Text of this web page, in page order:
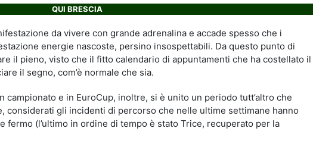
QUI BRESCIA
da vivere con grande adrenalina e accade spesso che i
energie nascoste, persino insospettabili. Da questo punto di
il pieno, visto che il fitto calendario di appuntamenti che ha costellato il
il segno, com’è normale che sia.
e in EuroCup, inoltre, si è unito un periodo tutt’altro che
considerati gli incidenti di percorso che nelle ultime settimane hanno
fermo (l’ultimo in ordine di tempo è stato Trice, recuperato per la